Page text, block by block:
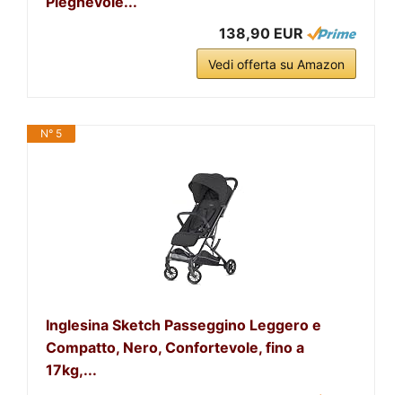
138,90 EUR
Vedi offerta su Amazon
N° 5
Inglesina Sketch Passeggino Leggero e
Compatto, Nero, Confortevole, fino a
17kg,...